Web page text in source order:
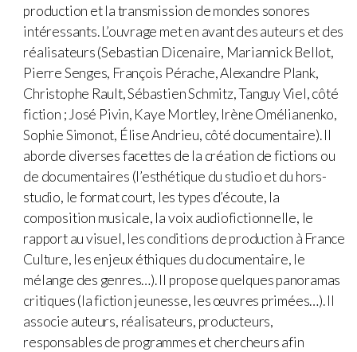
production et la transmission de mondes sonores
intéressants. L’ouvrage met en avant des auteurs et des
réalisateurs (Sebastian Dicenaire, Mariannick Bellot,
Pierre Senges, François Pérache, Alexandre Plank,
Christophe Rault, Sébastien Schmitz, Tanguy Viel, côté
fiction ; José Pivin, Kaye Mortley, Irène Omélianenko,
Sophie Simonot, Élise Andrieu, côté documentaire). Il
aborde diverses facettes de la création de fictions ou
de documentaires (l’esthétique du studio et du hors-
studio, le format court, les types d’écoute, la
composition musicale, la voix audiofictionnelle, le
rapport au visuel, les conditions de production à France
Culture, les enjeux éthiques du documentaire, le
mélange des genres…). Il propose quelques panoramas
critiques (la fiction jeunesse, les œuvres primées…). Il
associe auteurs, réalisateurs, producteurs,
responsables de programmes et chercheurs afin